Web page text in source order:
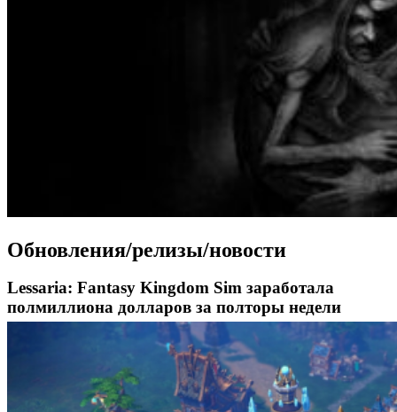
Обновления/релизы/новости
Lessaria: Fantasy Kingdom Sim заработала
полмиллиона долларов за полторы недели